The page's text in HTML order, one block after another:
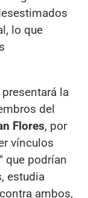
lo que
la
del
Flores, por
vínculos
que podrían
estudia
ambos,